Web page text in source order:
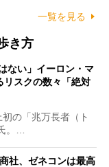
一覧を見る
き方
ない」イーロン・マ
リスクの数々「絶対
の「兆万長者（ト
。…
社、ゼネコンは最高